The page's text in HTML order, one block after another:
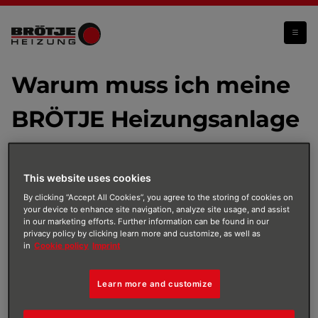
Warum muss ich meine BRÖTJE Heizungsanlage vor Kalksteinbildung schützen?
Warum muss ich meine
BRÖTJE Heizungsanlage
vor Kalksteinbildung
schützen?
Deine Heizungsanlage wird mit Wasser befüllt, das in
der Regel dem Trinkwassernetz entnommen wird. Die
Trinkwasserverordnung. Für den täglichen Gebrauch
im Haushalt ist das Wasser in Deutschland sehr gut
geeignet und stellt selbst zum Trinken keine Gefahr
This website uses cookies
By clicking “Accept All Cookies”, you agree to the storing of cookies on
your device to enhance site navigation, analyze site usage, and assist
in our marketing efforts. Further information can be found in our
privacy policy by clicking learn more and customize, as well as
in Cookie policy Imprint
Learn more and customize